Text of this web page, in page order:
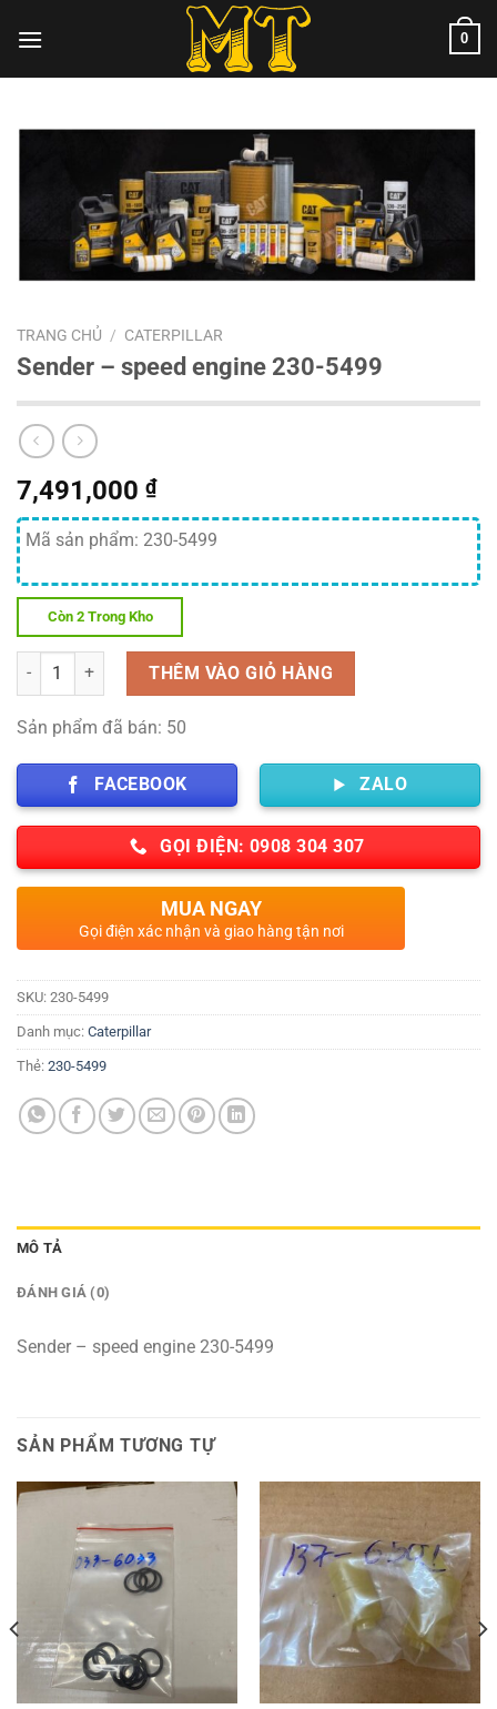
đến
0
TRANG CHỦ / CATERPILLAR
Sender – speed engine 230-5499
7,491,000 ₫
Mã sản phẩm: 230-5499
Còn 2 Trong Kho
Số lượng THÊM VÀO GIỎ HÀNG
Sản phẩm đã bán: 50
FACEBOOK ZALO
GỌI ĐIỆN: 0908 304 307
MUA NGAY
Gọi điện xác nhận và giao hàng tận nơi
SKU: 230-5499
Danh mục: Caterpillar
Thẻ: 230-5499
MÔ TẢ
ĐÁNH GIÁ (0)
Sender – speed engine 230-5499
SẢN PHẨM TƯƠNG TỰ